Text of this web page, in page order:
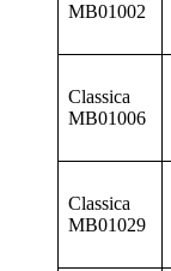
MB01002
Classica
MB01006
Classica
MB01029